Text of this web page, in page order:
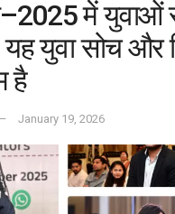
में युवाओं
युवा सोच और
है
January 19, 2026